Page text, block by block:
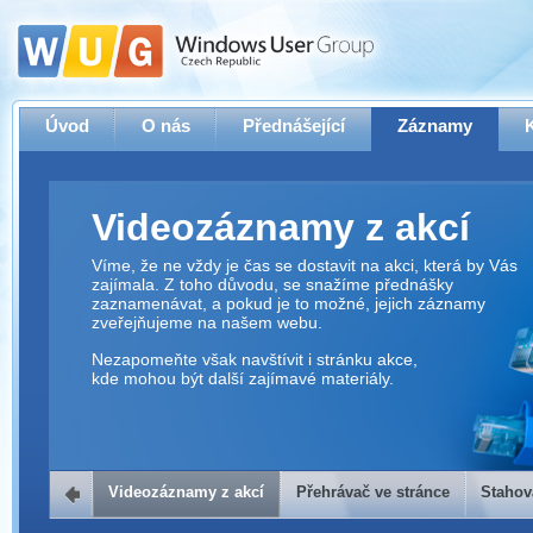
Úvod O nás Přednášející Záznamy
Videozáznamy z akcí
Víme, že ne vždy je čas se dostavit na akci, která by Vás
zajímala. Z toho důvodu, se snažíme přednášky
zaznamenávat, a pokud je to možné, jejich záznamy
zveřejňujeme na našem webu.
Nezapomeňte však navštívit i stránku akce,
kde mohou být další zajímavé materiály.
Přehrávač ve stránce
Videozáznamy z akcí Přehrávač ve stránce